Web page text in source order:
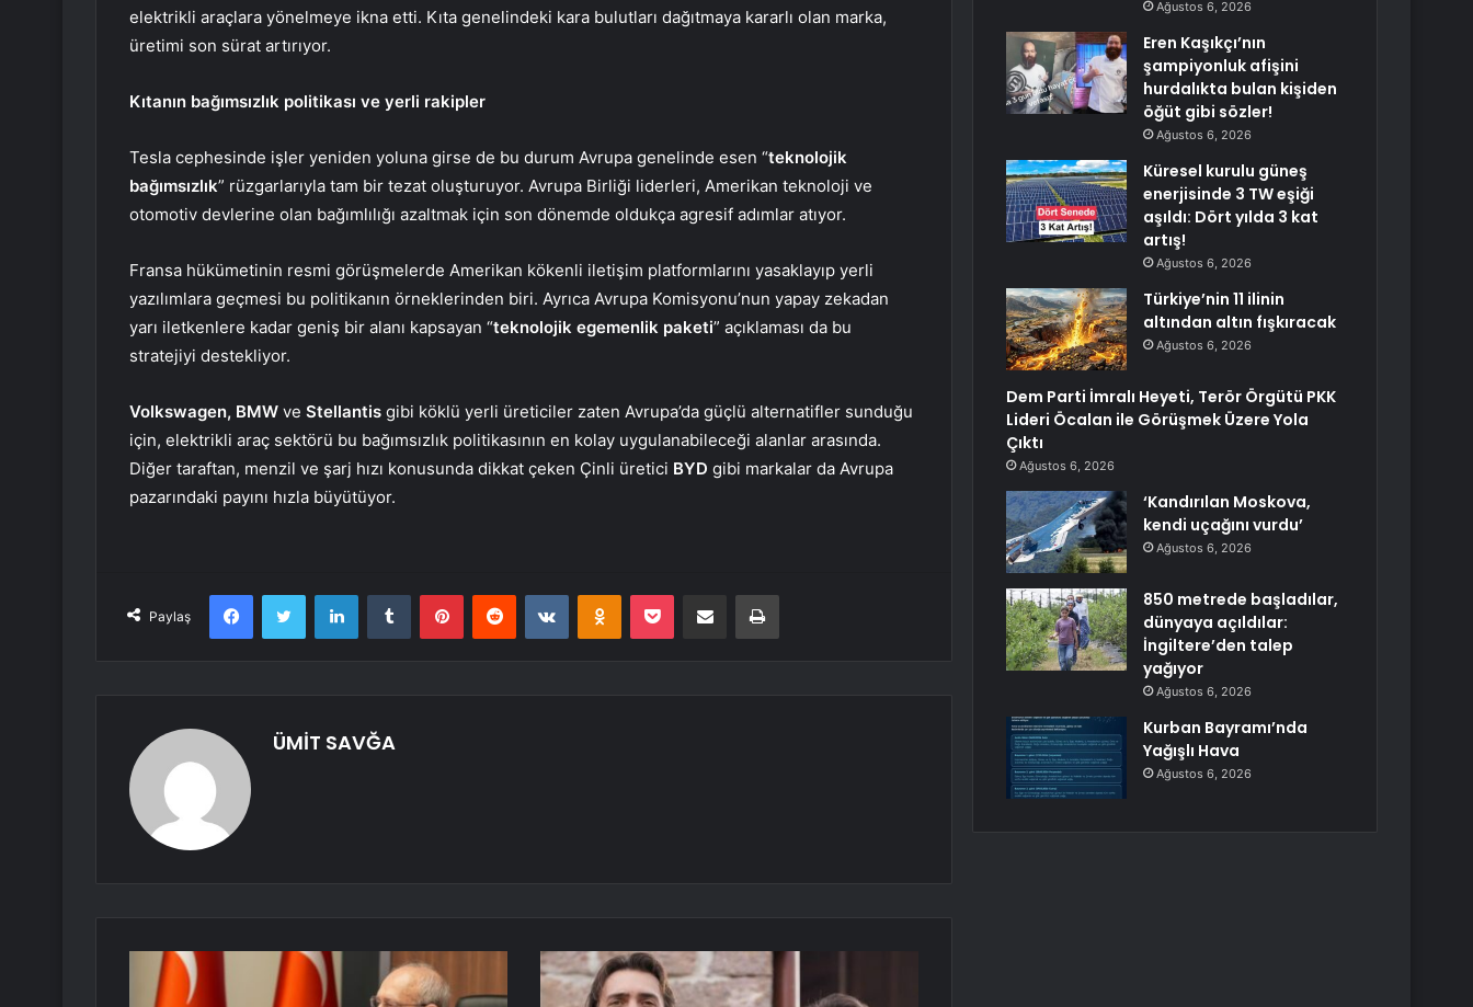
elektrikli araçlara yönelmeye ikna etti. Kıta genelindeki kara bulutları dağıtmaya kararlı olan marka,
üretimi son sürat artırıyor.
Kıtanın bağımsızlık politikası ve yerli rakipler
Tesla cephesinde işler yeniden yoluna girse de bu durum Avrupa genelinde esen “teknolojik
bağımsızlık” rüzgarlarıyla tam bir tezat oluşturuyor. Avrupa Birliği liderleri, Amerikan teknoloji ve
otomotiv devlerine olan bağımlılığı azaltmak için son dönemde oldukça agresif adımlar atıyor.
Fransa hükümetinin resmi görüşmelerde Amerikan kökenli iletişim platformlarını yasaklayıp yerli
yazılımlara geçmesi bu politikanın örneklerinden biri. Ayrıca Avrupa Komisyonu’nun yapay zekadan
yarı iletkenlere kadar geniş bir alanı kapsayan “teknolojik egemenlik paketi” açıklaması da bu
stratejiyi destekliyor.
Volkswagen, BMW ve Stellantis gibi köklü yerli üreticiler zaten Avrupa’da güçlü alternatifler sunduğu
için, elektrikli araç sektörü bu bağımsızlık politikasının en kolay uygulanabileceği alanlar arasında.
Diğer taraftan, menzil ve şarj hızı konusunda dikkat çeken Çinli üretici BYD gibi markalar da Avrupa
pazarındaki payını hızla büyütüyor.
Paylaş
FacebookTwitter LinkedInTumblr PinterestReddit VKontakteOdnoklassniki
Pocket E-Posta ile paylaş Yazdır
ÜMİT SAVĞA
Ağustos 6, 2026
Eren Kaşıkçı’nın
şampiyonluk afişini
hurdalıkta bulan kişiden
öğüt gibi sözler!
Ağustos 6, 2026
Küresel kurulu güneş
enerjisinde 3 TW eşiği
aşıldı: Dört yılda 3 kat
artış!
Ağustos 6, 2026
Türkiye’nin 11 ilinin
altından altın fışkıracak
Ağustos 6, 2026
Dem Parti İmralı Heyeti, Terör Örgütü PKK
Lideri Öcalan ile Görüşmek Üzere Yola
Çıktı
Ağustos 6, 2026
‘Kandırılan Moskova,
kendi uçağını vurdu’
Ağustos 6, 2026
850 metrede başladılar,
dünyaya açıldılar:
İngiltere’den talep
yağıyor
Ağustos 6, 2026
Kurban Bayramı’nda
Yağışlı Hava
Ağustos 6, 2026